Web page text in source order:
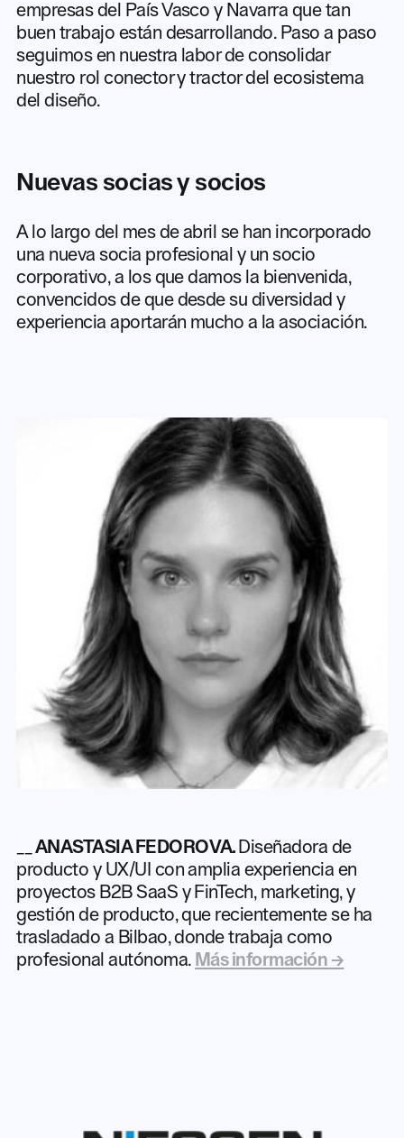
empresas del País Vasco y Navarra que tan
buen trabajo están desarrollando. Paso a paso
seguimos en nuestra labor de consolidar
nuestro rol conector y tractor del ecosistema
del diseño.
Nuevas socias y socios
A lo largo del mes de abril se han incorporado
una nueva socia profesional y un socio
corporativo, a los que damos la bienvenida,
convencidos de que desde su diversidad y
experiencia aportarán mucho a la asociación.
ANASTASIA FEDOROVA. Diseñadora de
producto y UX/UI con amplia experiencia en
proyectos B2B SaaS y FinTech, marketing, y
gestión de producto, que recientemente se ha
trasladado a Bilbao, donde trabaja como
profesional autónoma. Más información →